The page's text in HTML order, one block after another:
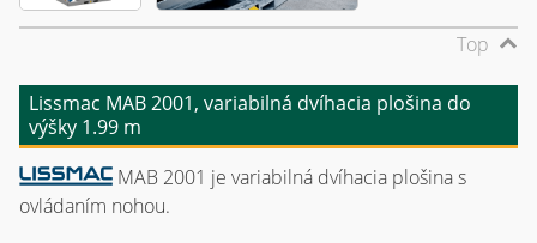
Top
Lissmac MAB 2001, variabilná dvíhacia plošina do
výšky 1.99 m
MAB 2001 je variabilná dvíhacia plošina s
ovládaním nohou.